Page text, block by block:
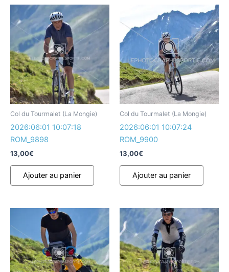
Col du Tourmalet (La Mongie)
2026:06:01 10:07:18
ROM_9898
13,00€
Ajouter au panier
Col du Tourmalet (La Mongie)
2026:06:01 10:07:24
ROM_9900
13,00€
Ajouter au panier